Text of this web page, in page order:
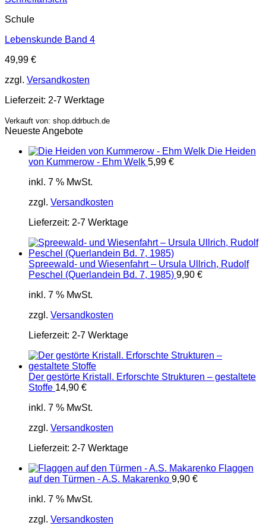
Schule
Lebenskunde Band 4
49,99 €
zzgl. Versandkosten
Lieferzeit: 2-7 Werktage
Verkauft von: shop.ddrbuch.de
Neueste Angebote
Die Heiden
von Kummerow - Ehm Welk 5,99 €
inkl. 7 % MwSt.
zzgl. Versandkosten
Lieferzeit: 2-7 Werktage
Spreewald- und Wiesenfahrt – Ursula Ullrich, Rudolf
Peschel (Querlandein Bd. 7, 1985) 9,90 €
inkl. 7 % MwSt.
zzgl. Versandkosten
Lieferzeit: 2-7 Werktage
Der gestörte Kristall. Erforschte Strukturen – gestaltete
Stoffe 14,90 €
inkl. 7 % MwSt.
zzgl. Versandkosten
Lieferzeit: 2-7 Werktage
Flaggen
auf den Türmen - A.S. Makarenko 9,90 €
inkl. 7 % MwSt.
zzgl. Versandkosten